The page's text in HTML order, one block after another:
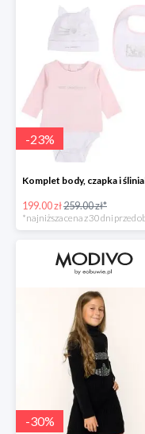
-23%
199.00 zł259.00 zł*
-30%